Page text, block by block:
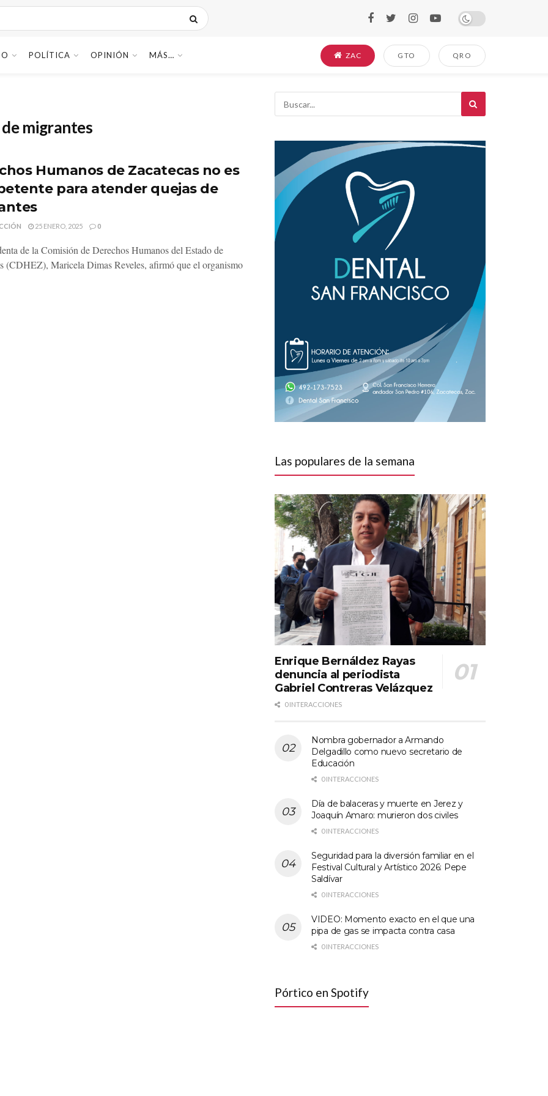
POLÍTICA OPINIÓN MÁS… ZAC GTO QRO
migrantes
Humanos de Zacatecas no es
para atender quejas de
25 ENERO, 2025 0
de la Comisión de Derechos Humanos del Estado de
(CDHEZ), Maricela Dimas Reveles, afirmó que el organismo
Las populares de la semana
Enrique Bernáldez Rayas
denuncia al periodista
Gabriel Contreras Velázquez
0 INTERACCIONES
Nombra gobernador a Armando
Delgadillo como nuevo secretario de
Educación
0 INTERACCIONES
Día de balaceras y muerte en Jerez y
Joaquín Amaro: murieron dos civiles
0 INTERACCIONES
Seguridad para la diversión familiar en el
Festival Cultural y Artístico 2026: Pepe
Saldívar
0 INTERACCIONES
VIDEO: Momento exacto en el que una
pipa de gas se impacta contra casa
0 INTERACCIONES
Pórtico en Spotify